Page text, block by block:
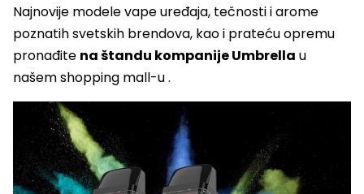
Najnovije modele vape uređaja, tečnosti i arome
poznatih svetskih brendova, kao i prateću opremu
pronađite na štandu kompanije Umbrella u
našem shopping mall-u .